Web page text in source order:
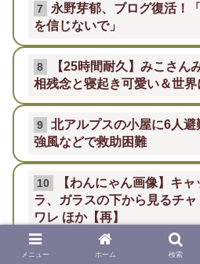
7
永野芽郁、ブログ復活！
を信じないで」
8
【25時間耐久】みこさん
相残念と寝起き可愛い＆世界
9
北アルプスの小屋に6人
強風などで救助困難
10
【わんにゃん画像】キ
ラ、ガラスの下から見るチ
ワレ ほか【再】
メニュー ホーム 検索